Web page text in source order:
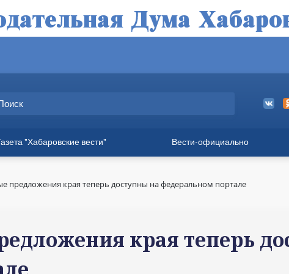
"Хабаровские вести"
для хабаровчан
Вести-официально
предложения края теперь доступны на федеральном портале
края теперь